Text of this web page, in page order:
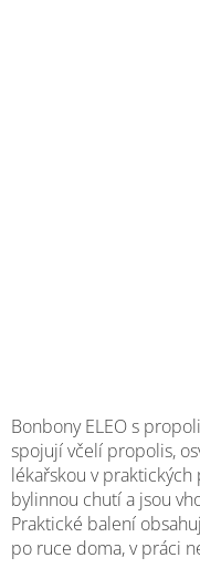
Bonbony ELEO s
spojují včelí propolis,
lékařskou v
bylinnou chutí a jsou
Praktické balení
po ruce doma, v práci